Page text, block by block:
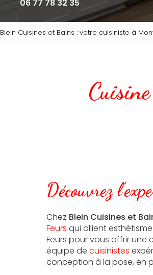
06 77 78 32 35
Blein Cuisines et Bains : votre cuisiniste à
Découvrez
Chez Blein Cuisines et
Feurs qui allient
Feurs pour vous offrir
équipe de cuisinistes
conception à la pose, en